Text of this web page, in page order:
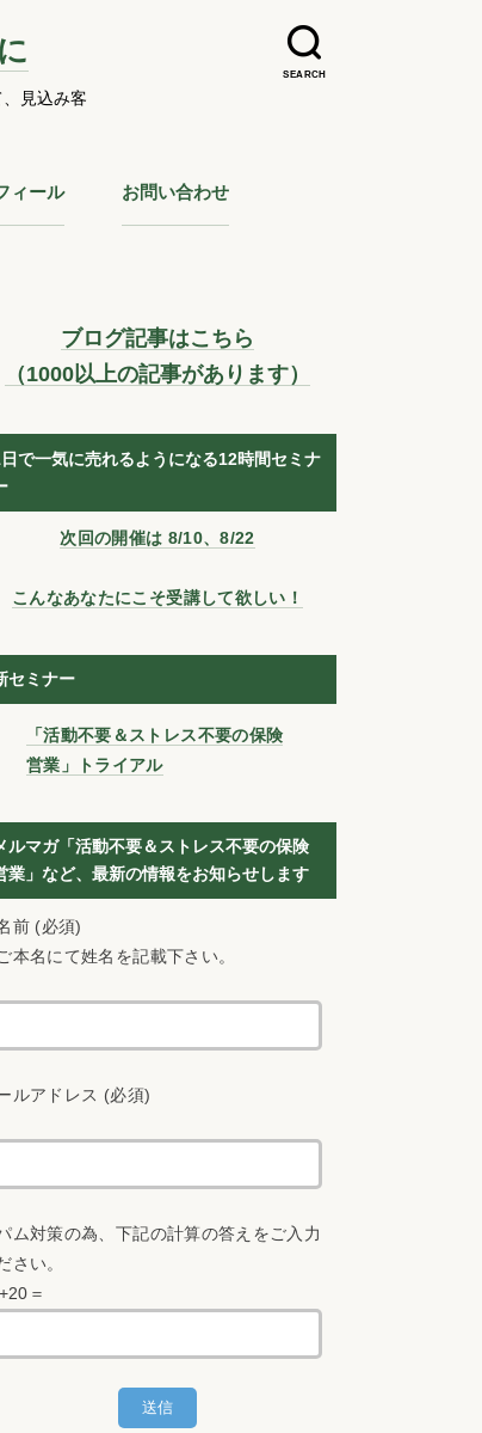
SEARCH
見込み客
ィール お問い合わせ
ブログ記事はこちら
（1000以上の記事があります）
で一気に売れるようになる12時間セミナ
次回の開催は 8/10、8/22
こんなあなたにこそ受講して欲しい！
セミナー
「活動不要＆ストレス不要の保険
営業」トライアル
ルマガ「活動不要＆ストレス不要の保険
業」など、最新の情報をお知らせします
前 (必須)
本名にて姓名を記載下さい。
ルアドレス (必須)
ム対策の為、下記の計算の答えをご入力
さい。
＝